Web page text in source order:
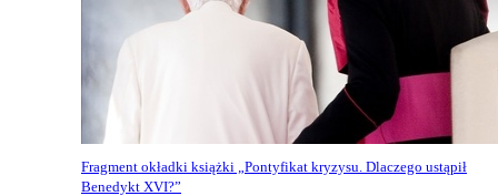
Fragment okładki książki „Pontyfikat kryzysu. Dlaczego ustąpił
Benedykt XVI?”